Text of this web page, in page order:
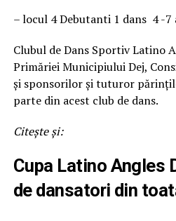
– locul 4 Debutanti 1 dans 4 -7
Clubul de Dans Sportiv Latino
Primăriei Municipiului Dej,
și sponsorilor și tuturor
parte din acest club de dans.
Citește și:
Cupa Latino Angles
de dansatori din